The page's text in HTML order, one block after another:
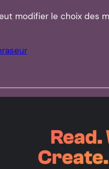
modifier le choix des